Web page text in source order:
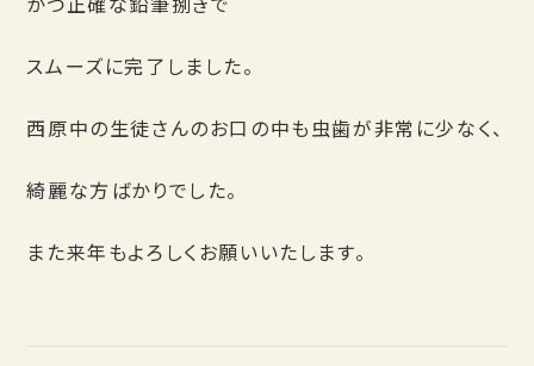
スムーズに完了しました。
西原中の生徒さんのお口の中も虫歯が非常に少なく、
綺麗な方ばかりでした。
また来年もよろしくお願いいたします。